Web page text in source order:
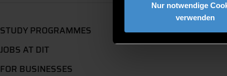
Nur notwendige
verwenden
STUDY PROGRAMMES
JOBS AT DIT
FOR BUSINESSES